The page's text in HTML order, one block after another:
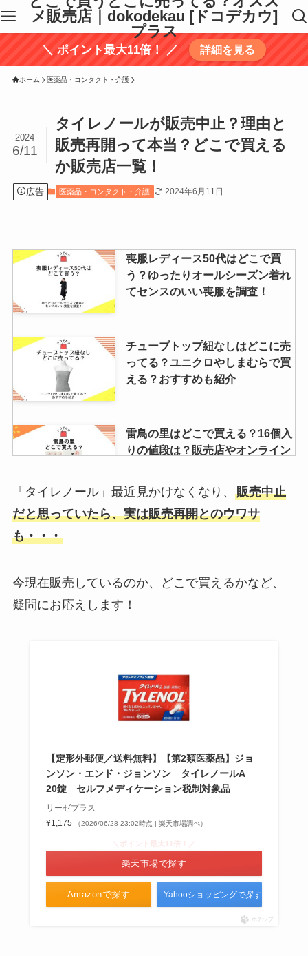
メ販売店｜dokodekau [ドコデカウ]
プラス
＼ ポイント最大11倍！ ／ 詳細を見る
ホーム 医薬品・コンタクト・介護
タイレノールが販売中止？理由と
販売再開って本当？どこで買える
か販売店一覧！
2024
6/11
広告 医薬品・コンタクト・介護 2024年6月11日
喪服レディース50代はどこで買
う？ゆったりオールシーズン着れ
てセンスのいい喪服を調査！
チューブトップ紐なしはどこに売
ってる？ユニクロやしまむらで買
える？おすすめも紹介
雷鳥の里はどこで買える？16個入
りの値段は？販売店やオンライン
甘茶はどこで買える？コンビニや
アレルケアが販売中止の理由はな
香典返し商品券はどこで買う？イ
オン・高島屋・阪急百貨店など売
はいはいが販売終了？なぜ？リニ
が安いか調査！
ヒビテン液が販売中止の理由は？
薬局で買える？市販の代用品は
る？ネットで買える消毒液も調査
「タイレノール」最近見かけなくなり、 販売中止
だと思っていたら、実は販売再開とのウワサ
も・・・
今現在販売しているのか、どこで買えるかなど、
疑問にお応えします！
【定形外郵便／送料無料】【第2類医薬品】ジョ
ンソン・エンド・ジョンソン タイレノールA
20錠 セルフメディケーション税制対象品
リーゼプラス
¥1,175
（2026/06/28 23:02時点 | 楽天市場調べ）
Amazonで探す
楽天市場で探す
Yahooショッピングで探す
ポチップ